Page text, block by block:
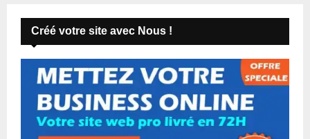
Créé votre site avec Nous !